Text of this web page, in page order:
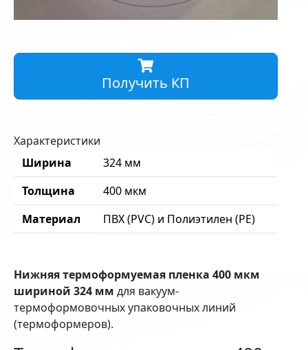
Получить КП
Характеристики
Ширина
324 мм
Толщина
400 мкм
Материал
ПВХ (PVC) и Полиэтилен (PE)
Нижняя термоформуемая пленка 400 мкм
шириной 324 мм для вакуум-
термоформовочных упаковочных линий
(термоформеров).